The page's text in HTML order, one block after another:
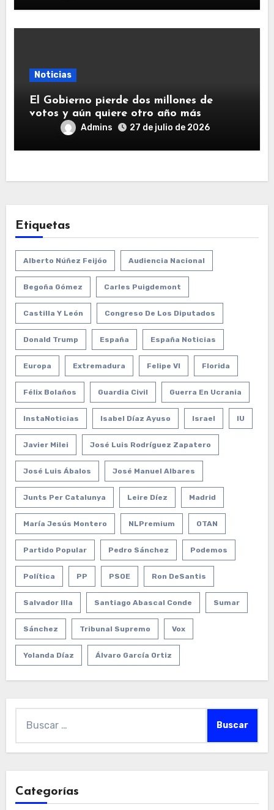
Noticias
El Gobierno pierde dos millones de
votos y aún quiere otro año más
Admins 27 de julio de 2026
Etiquetas
Alberto Núñez Feijóo Audiencia Nacional
Begoña Gómez Carles Puigdemont
Castilla Y León Congreso De Los Diputados
Donald Trump España España Noticias
Europa Extremadura Felipe VI Florida
Félix Bolaños Guardia Civil Guerra En Ucrania
InstaNoticias Isabel Díaz Ayuso Israel IU
Javier Milei José Luis Rodríguez Zapatero
José Luis Ábalos José Manuel Albares
Junts Per Catalunya Leire Díez Madrid
María Jesús Montero NLPremium OTAN
Partido Popular Pedro Sánchez Podemos
Política PP PSOE Ron DeSantis
Salvador Illa Santiago Abascal Conde Sumar
Sánchez Tribunal Supremo Vox
Yolanda Díaz Álvaro García Ortiz
Categorías